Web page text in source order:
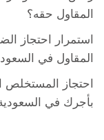
المقاول حقه؟
استمرار احتجاز
المقاول في
احتجاز المستخلص
بأجرك في